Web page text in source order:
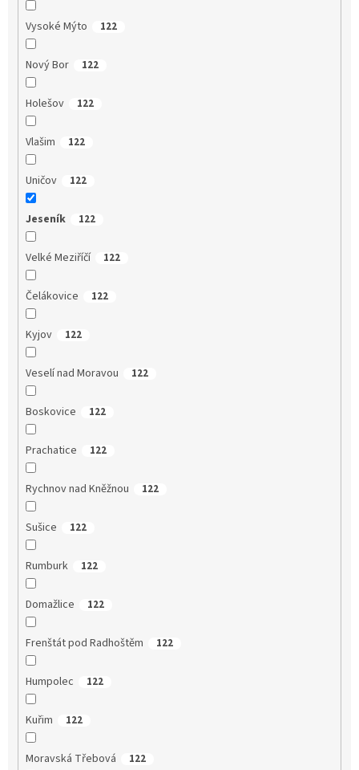
Vysoké Mýto 122
Nový Bor 122
Holešov 122
Vlašim 122
Uničov 122
Jeseník 122
Velké Meziříčí 122
Čelákovice 122
Kyjov 122
Veselí nad Moravou 122
Boskovice 122
Prachatice 122
Rychnov nad Kněžnou 122
Sušice 122
Rumburk 122
Domažlice 122
Frenštát pod Radhoštěm 122
Humpolec 122
Kuřim 122
Moravská Třebová 122